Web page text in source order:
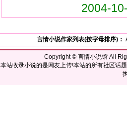
2004-
言情小说作家列表(按字母排序)：
Copyright © 言情小说馆All
本站收录小说的是网友上传!本站的所有社区话